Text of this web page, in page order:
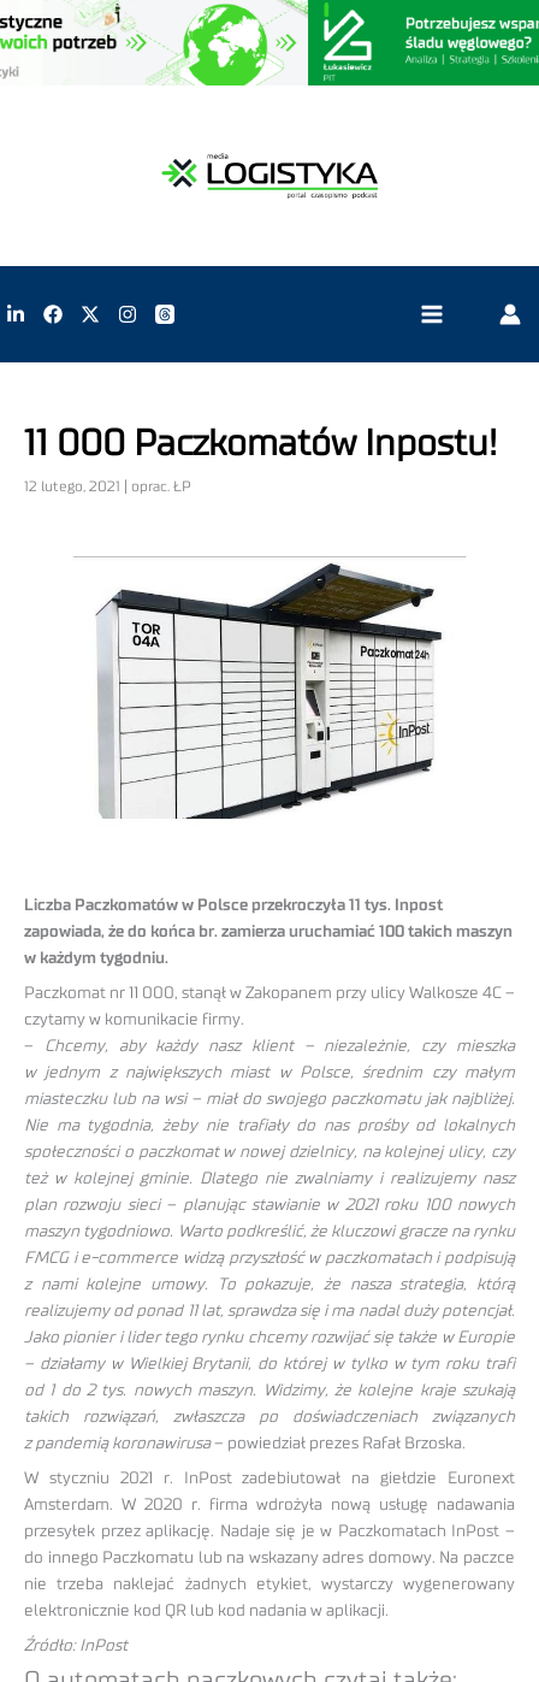
11 000 Paczkomatów Inpostu!
12 lutego, 2021 | oprac. ŁP
Liczba Paczkomatów w Polsce przekroczyła 11 tys. Inpost
zapowiada, że do końca br. zamierza uruchamiać 100 takich maszyn
w każdym tygodniu.
Paczkomat nr 11 000, stanął w Zakopanem przy ulicy Walkosze 4C –
czytamy w komunikacie firmy.
– Chcemy, aby każdy nasz klient – niezależnie, czy mieszka
w jednym z największych miast w Polsce, średnim czy małym
miasteczku lub na wsi – miał do swojego paczkomatu jak najbliżej.
Nie ma tygodnia, żeby nie trafiały do nas prośby od lokalnych
społeczności o paczkomat w nowej dzielnicy, na kolejnej ulicy, czy
też w kolejnej gminie. Dlatego nie zwalniamy i realizujemy nasz
plan rozwoju sieci – planując stawianie w 2021 roku 100 nowych
maszyn tygodniowo. Warto podkreślić, że kluczowi gracze na rynku
FMCG i e-commerce widzą przyszłość w paczkomatach i podpisują
z nami kolejne umowy. To pokazuje, że nasza strategia, którą
realizujemy od ponad 11 lat, sprawdza się i ma nadal duży potencjał.
Jako pionier i lider tego rynku chcemy rozwijać się także w Europie
– działamy w Wielkiej Brytanii, do której w tylko w tym roku trafi
od 1 do 2 tys. nowych maszyn. Widzimy, że kolejne kraje szukają
takich rozwiązań, zwłaszcza po doświadczeniach związanych
z pandemią koronawirusa– powiedział prezes Rafał Brzoska.
W styczniu 2021 r. InPost zadebiutował na giełdzie Euronext
Amsterdam. W 2020 r. firma wdrożyła nową usługę nadawania
przesyłek przez aplikację. Nadaje się je w Paczkomatach InPost –
do innego Paczkomatu lub na wskazany adres domowy. Na paczce
nie trzeba naklejać żadnych etykiet, wystarczy wygenerowany
elektronicznie kod QR lub kod nadania w aplikacji.
Źródło: InPost